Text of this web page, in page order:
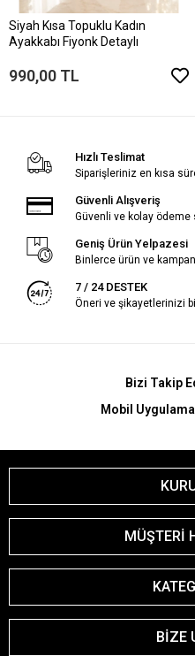
Siyah Kısa Topuklu Kadın
Ayakkabı Fiyonk Detaylı
990,00 TL
Hızlı Teslimat
Siparişleriniz en kısa
Güvenli Alışveriş
Güvenli ve kolay ödeme
Geniş Ürün Yelpazesi
Binlerce ürün ve
7 / 24 DESTEK
Öneri ve şikayetlerinizi
Bizi Takip
Mobil
MÜŞTERİ
BİZE